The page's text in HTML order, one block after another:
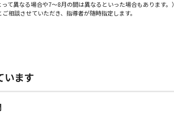
異なる場合や7～8月の間は異なるといった場合もあります。）
談させていただき、指導者が随時指定します。
います